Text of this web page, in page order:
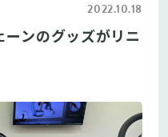
2022.10.18
ンのグッズがリニ